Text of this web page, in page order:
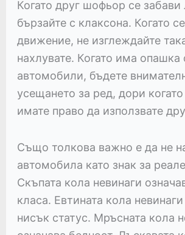
Когато друг шофьор се забави
бързайте с клаксона. Когато
движение, не изглеждайте
нахлувате. Когато има опашка
автомобили, бъдете
усещането за ред, дори
имате право да използвате
Също толкова важно е да не
автомобила като знак за
Скъпата кола невинаги
класа. Евтината кола
нисък статус. Мръсната кола